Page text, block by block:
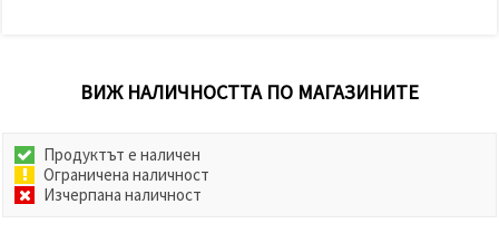
ВИЖ НАЛИЧНОСТТА ПО МАГАЗИНИТЕ
Продуктът е наличен
Ограничена наличност
Изчерпана наличност